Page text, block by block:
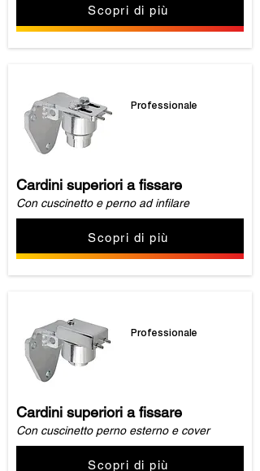
Scopri di più
Professionale
Cardini superiori a fissare
Con cuscinetto e perno ad infilare
Scopri di più
Professionale
Cardini superiori a fissare
Con cuscinetto perno esterno e cover
Scopri di più